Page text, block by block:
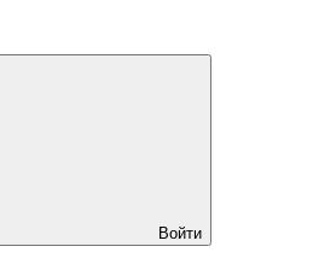
Войти